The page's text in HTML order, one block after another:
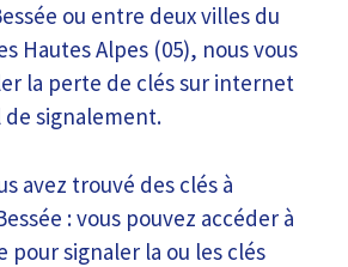
ou entre deux villes du
Hautes Alpes (05), nous vous
la perte de clés sur internet
signalement.
avez trouvé des clés à
: vous pouvez accéder à
pour signaler la ou les clés